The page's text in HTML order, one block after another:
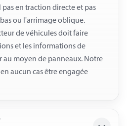
en traction directe et pas
ou l'arrimage oblique.
de véhicules doit faire
et les informations de
au moyen de panneaux. Notre